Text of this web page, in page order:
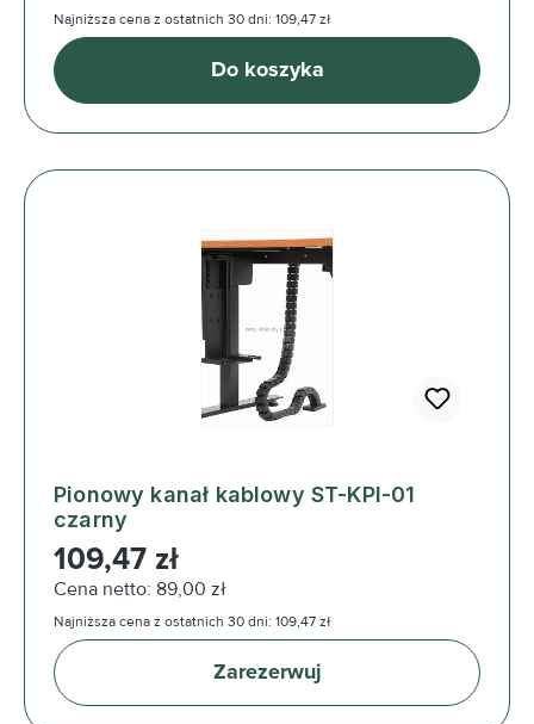
Najniższa cena z ostatnich 30 dni: 109,47 zł
Do koszyka
Pionowy kanał kablowy ST-KPI-01
czarny
Cena regularna:
109,47 zł
Cena netto: 89,00 zł
Najniższa cena z ostatnich 30 dni: 109,47 zł
Zarezerwuj